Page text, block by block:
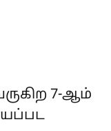
7-ஆம்